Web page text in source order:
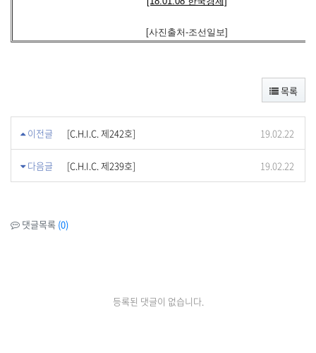
[사진출처-조선일보]
목록
이전글 [C.H.I.C. 제242호] 19.02.22
다음글 [C.H.I.C. 제239호] 19.02.22
댓글목록 (0)
등록된 댓글이 없습니다.